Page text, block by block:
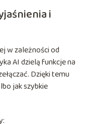
i
w zależności od
AI dzielą funkcje na
Dzięki temu
jak szybkie